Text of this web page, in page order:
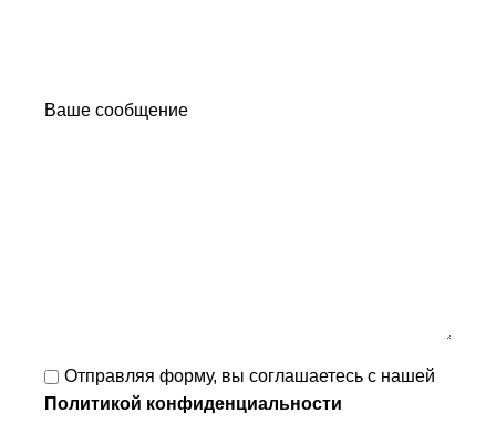
Ваше сообщение
Отправляя форму, вы соглашаетесь с нашей
Политикой конфиденциальности